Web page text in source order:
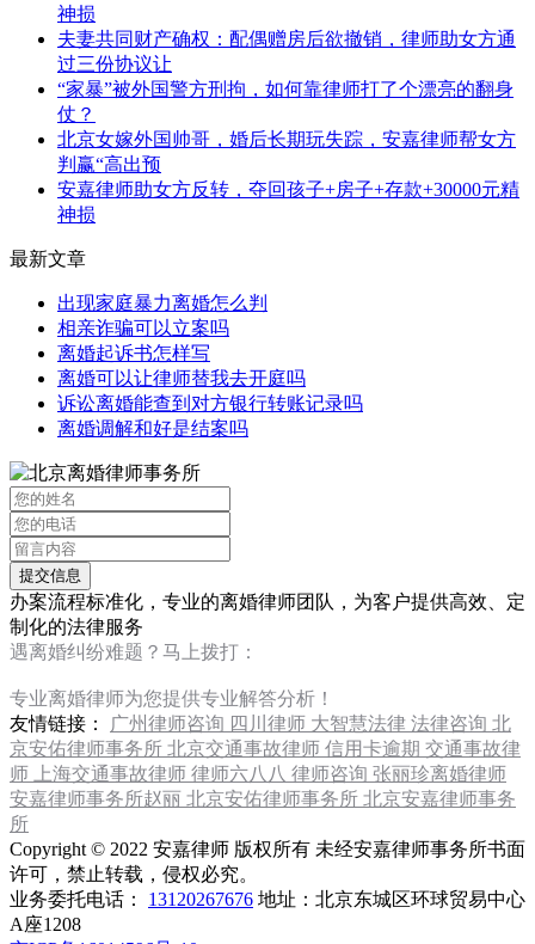
神损
夫妻共同财产确权：配偶赠房后欲撤销，律师助女方通
过三份协议让
“家暴”被外国警方刑拘，如何靠律师打了个漂亮的翻身
仗？
北京女嫁外国帅哥，婚后长期玩失踪，安嘉律师帮女方
判赢“高出预
安嘉律师助女方反转，夺回孩子+房子+存款+30000元精
神损
最新文章
出现家庭暴力离婚怎么判
相亲诈骗可以立案吗
离婚起诉书怎样写
离婚可以让律师替我去开庭吗
诉讼离婚能查到对方银行转账记录吗
离婚调解和好是结案吗
办案流程标准化，专业的离婚律师团队，为客户提供高效、定
制化的法律服务
遇离婚纠纷难题？马上拨打：
专业离婚律师为您提供专业解答分析！
友情链接：
广州律师咨询 四川律师 大智慧法律 法律咨询 北
京安佑律师事务所 北京交通事故律师 信用卡逾期 交通事故律
师
上海交通事故律师 律师六八八 律师咨询 张丽珍离婚律师
安嘉律师事务所赵丽 北京安佑律师事务所 北京安嘉律师事务
所
Copyright © 2022 安嘉律师 版权所有 未经安嘉律师事务所书面
许可，禁止转载，侵权必究。
业务委托电话： 13120267676 地址：北京东城区环球贸易中心
A座1208